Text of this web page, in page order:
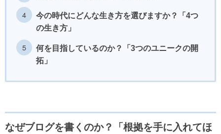
今の時代にどんな生き方を選びますか？「4つ
の生き方」
何を目指しているのか？「3つのユニークの開
拓」
なぜブログを書くのか？「根拠を手に入れてほ